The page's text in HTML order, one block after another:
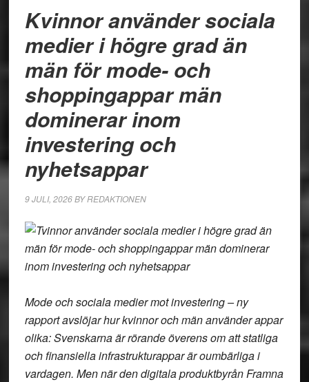
Kvinnor använder sociala
medier i högre grad än
män för mode- och
shoppingappar män
dominerar inom
investering och
nyhetsappar
9 JULI, 2026BYREDAKTIONEN
Mode och sociala medier mot investering – ny
rapport avslöjar hur kvinnor och män använder appar
olika: Svenskarna är rörande överens om att statliga
och finansiella infrastrukturappar är oumbärliga i
vardagen. Men när den digitala produktbyrån Framna